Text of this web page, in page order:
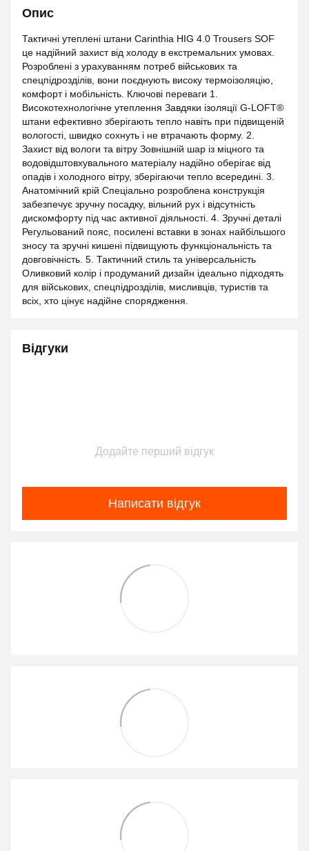
Опис
Тактичні утеплені штани Carinthia HIG 4.0 Trousers SOF
це надійний захист від холоду в екстремальних умовах.
Розроблені з урахуванням потреб військових та
спецпідрозділів, вони поєднують високу термоізоляцію,
комфорт і мобільність. Ключові переваги 1.
Високотехнологічне утеплення Завдяки ізоляції G-LOFT®
штани ефективно зберігають тепло навіть при підвищеній
вологості, швидко сохнуть і не втрачають форму. 2.
Захист від вологи та вітру Зовнішній шар із міцного та
водовідштовхувального матеріалу надійно оберігає від
опадів і холодного вітру, зберігаючи тепло всередині. 3.
Анатомічний крій Спеціально розроблена конструкція
забезпечує зручну посадку, вільний рух і відсутність
дискомфорту під час активної діяльності. 4. Зручні деталі
Регульований пояс, посилені вставки в зонах найбільшого
зносу та зручні кишені підвищують функціональність та
довговічність. 5. Тактичний стиль та універсальність
Оливковий колір і продуманий дизайн ідеально підходять
для військових, спецпідрозділів, мисливців, туристів та
всіх, хто цінує надійне спорядження.
Відгуки
Додайте перший відгук
Написати відгук